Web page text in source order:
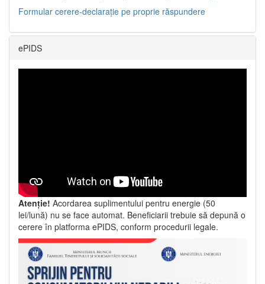
Formular cerere-declarație pe proprie răspundere
ePIDS
Atenție! Acordarea suplimentului pentru energie (50
lei/lună) nu se face automat. Beneficiarii trebuie să depună o
cerere în platforma ePIDS, conform procedurii legale.